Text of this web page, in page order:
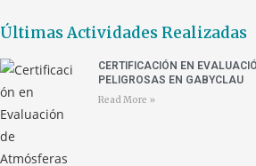
Últimas Actividades Realizadas
CERTIFICACIÓN EN
PELIGROSAS EN GABYCLAU
Read More »